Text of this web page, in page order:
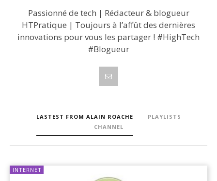
Passionné de tech | Rédacteur & blogueur
HTPratique | Toujours à l’affût des dernières
innovations pour vous les partager ! #HighTech
#Blogueur
LASTEST FROM ALAIN ROACHE
PLAYLISTS
CHANNEL
INTERNET